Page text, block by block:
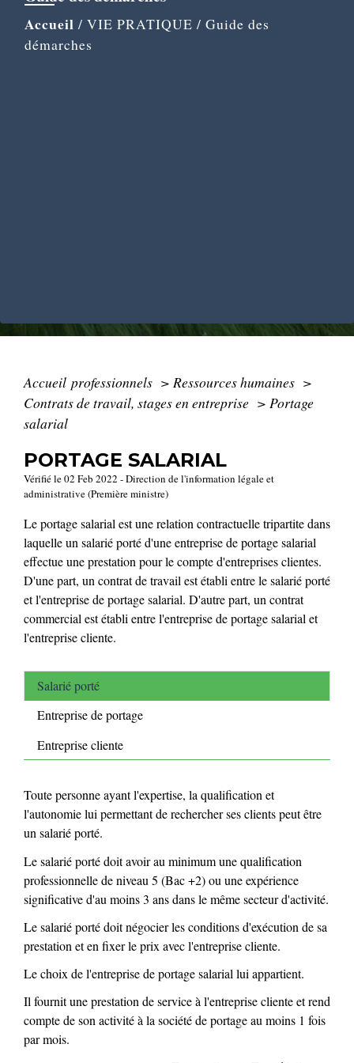
Accueil / VIE PRATIQUE / Guide des
démarches
Accueil professionnels > Ressources humaines >
Contrats de travail, stages en entreprise > Portage
salarial
PORTAGE SALARIAL
Vérifié le 02 Feb 2022 - Direction de l'information légale et
administrative (Première ministre)
Le portage salarial est une relation contractuelle tripartite dans
laquelle un salarié porté d'une entreprise de portage salarial
effectue une prestation pour le compte d'entreprises clientes.
D'une part, un contrat de travail est établi entre le salarié porté
et l'entreprise de portage salarial. D'autre part, un contrat
commercial est établi entre l'entreprise de portage salarial et
l'entreprise cliente.
Salarié porté
Entreprise de portage
Entreprise cliente
Toute personne ayant l'expertise, la qualification et
l'autonomie lui permettant de rechercher ses clients peut être
un salarié porté.
Le salarié porté doit avoir au minimum une qualification
professionnelle de niveau 5 (Bac +2) ou une expérience
significative d'au moins 3 ans dans le même secteur d'activité.
Le salarié porté doit négocier les conditions d'exécution de sa
prestation et en fixer le prix avec l'entreprise cliente.
Le choix de l'entreprise de portage salarial lui appartient.
Il fournit une prestation de service à l'entreprise cliente et rend
compte de son activité à la société de portage au moins 1 fois
par mois.